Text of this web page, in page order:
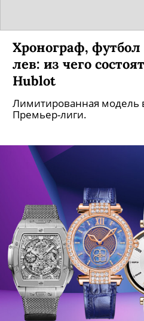
Хронограф, футбол
лев: из чего
Hublot
Лимитированная модель
Премьер-лиги.